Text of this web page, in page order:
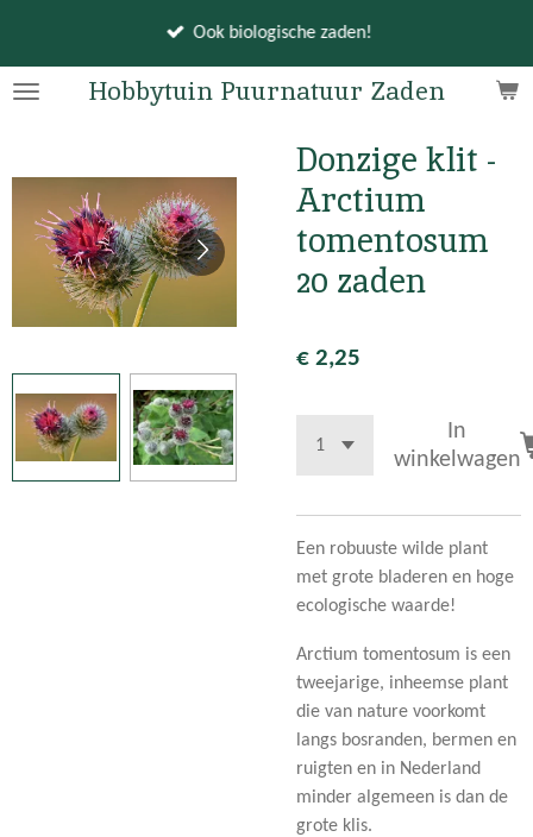
naar
Hobbytuin Puurnatuur Zaden
Ook biologische zaden!
Donzige klit -
Arctium
tomentosum
20 zaden
€ 2,25
In
winkelwagen
Een robuuste wilde plant
met grote bladeren en hoge
ecologische waarde!
Arctium tomentosum is een
tweejarige, inheemse plant
die van nature voorkomt
langs bosranden, bermen en
ruigten en in Nederland
minder algemeen is dan de
grote klis.